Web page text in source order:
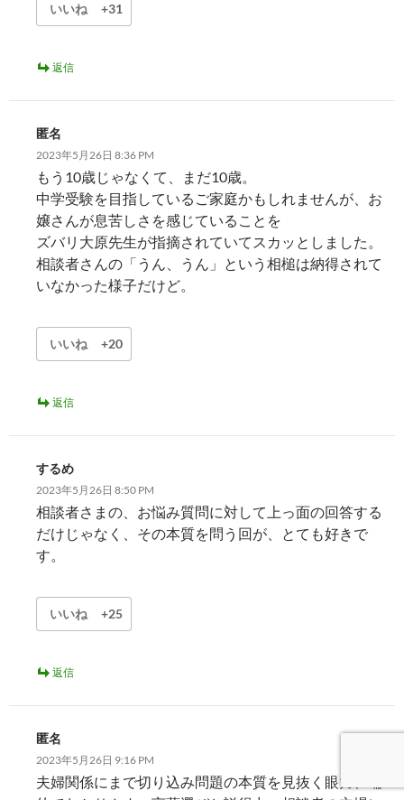
いいね +31
返信
匿名
2023年5月26日 8:36 PM
もう10歳じゃなくて、まだ10歳。
中学受験を目指しているご家庭かもしれませんが、お
嬢さんが息苦しさを感じていることを
ズバリ大原先生が指摘されていてスカッとしました。
相談者さんの「うん、うん」という相槌は納得されて
いなかった様子だけど。
いいね +20
返信
するめ
2023年5月26日 8:50 PM
相談者さまの、お悩み質問に対して上っ面の回答する
だけじゃなく、その本質を問う回が、とても好きで
す。
いいね +25
返信
匿名
2023年5月26日 9:16 PM
夫婦関係にまで切り込み問題の本質を見抜く眼力、端